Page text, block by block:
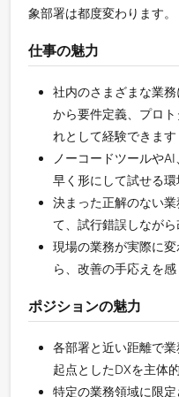
象部署は都度変わります。
仕事の魅力
社内のさまざまな業
から要件定義、プロ
れとして経験できます
ノーコードツールや
早く形にして試せる
決まった正解のない
て、試行錯誤しなが
現場の業務が実際に
ら、改善の手応えを
ポジションの魅力
各部署と近い距離で
起点としたDXを主体
特定の業務領域に限定